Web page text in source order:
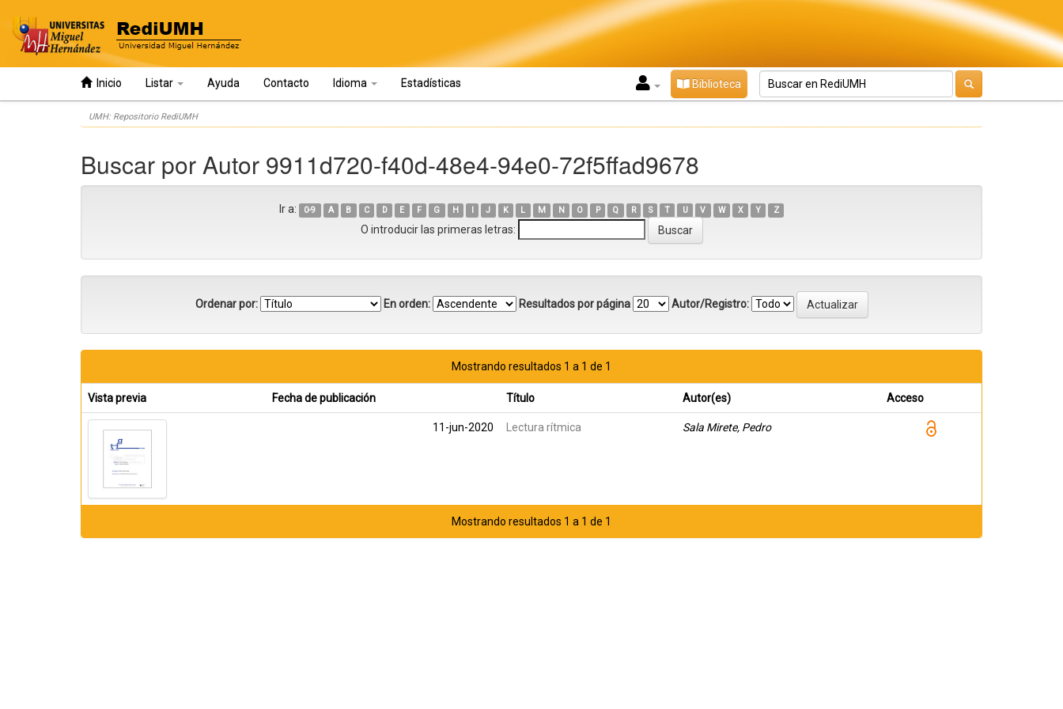
Inicio Listar Ayuda Contacto Idioma Estadísticas Biblioteca
UMH: Repositorio RediUMH
Buscar por Autor 9911d720-f40d-48e4-94e0-72f5ffad9678
Ir a: 0-9 A B C D E F G H I J K L M N O P Q R S T U V W X Y Z
O introducir las primeras letras:
Ordenar por: En orden: Resultados por página Autor/Registro:
Mostrando resultados 1 a 1 de 1
Vista previa Fecha de publicación Título Autor(es) Acceso
11-jun-2020 Lectura rítmica Sala Mirete, Pedro
Mostrando resultados 1 a 1 de 1